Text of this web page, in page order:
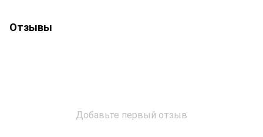
Отзывы
Добавьте первый отзыв